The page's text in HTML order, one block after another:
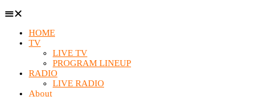
HOME
TV
LIVE TV
PROGRAM LINEUP
RADIO
LIVE RADIO
About